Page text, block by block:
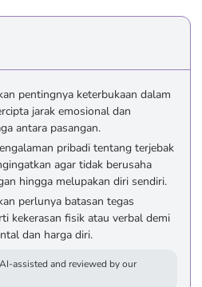
pentingnya keterbukaan dalam
jarak emosional dan
antara pasangan.
pribadi tentang terjebak
agar tidak berusaha
hingga melupakan diri sendiri.
perlunya batasan tegas
kekerasan fisik atau verbal demi
dan harga diri.
assisted and reviewed by our